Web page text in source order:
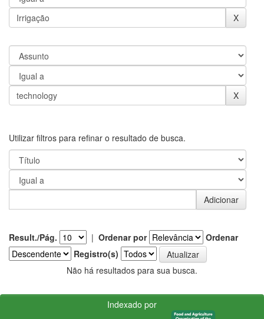
Utilizar filtros para refinar o resultado de busca.
Result./Pág. | Ordenar por
Ordenar
Registro(s)
Não há resultados para sua busca.
Indexado por